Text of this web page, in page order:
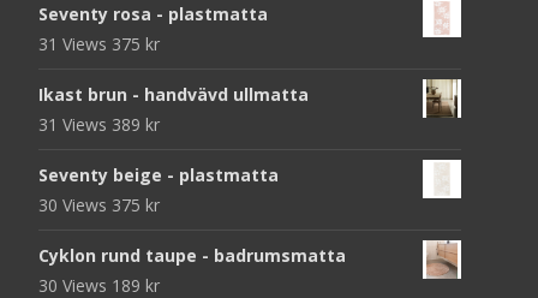
Seventy rosa - plastmatta
31 Views 375 kr
Ikast brun - handvävd ullmatta
31 Views 389 kr
Seventy beige - plastmatta
30 Views 375 kr
Cyklon rund taupe - badrumsmatta
30 Views 189 kr